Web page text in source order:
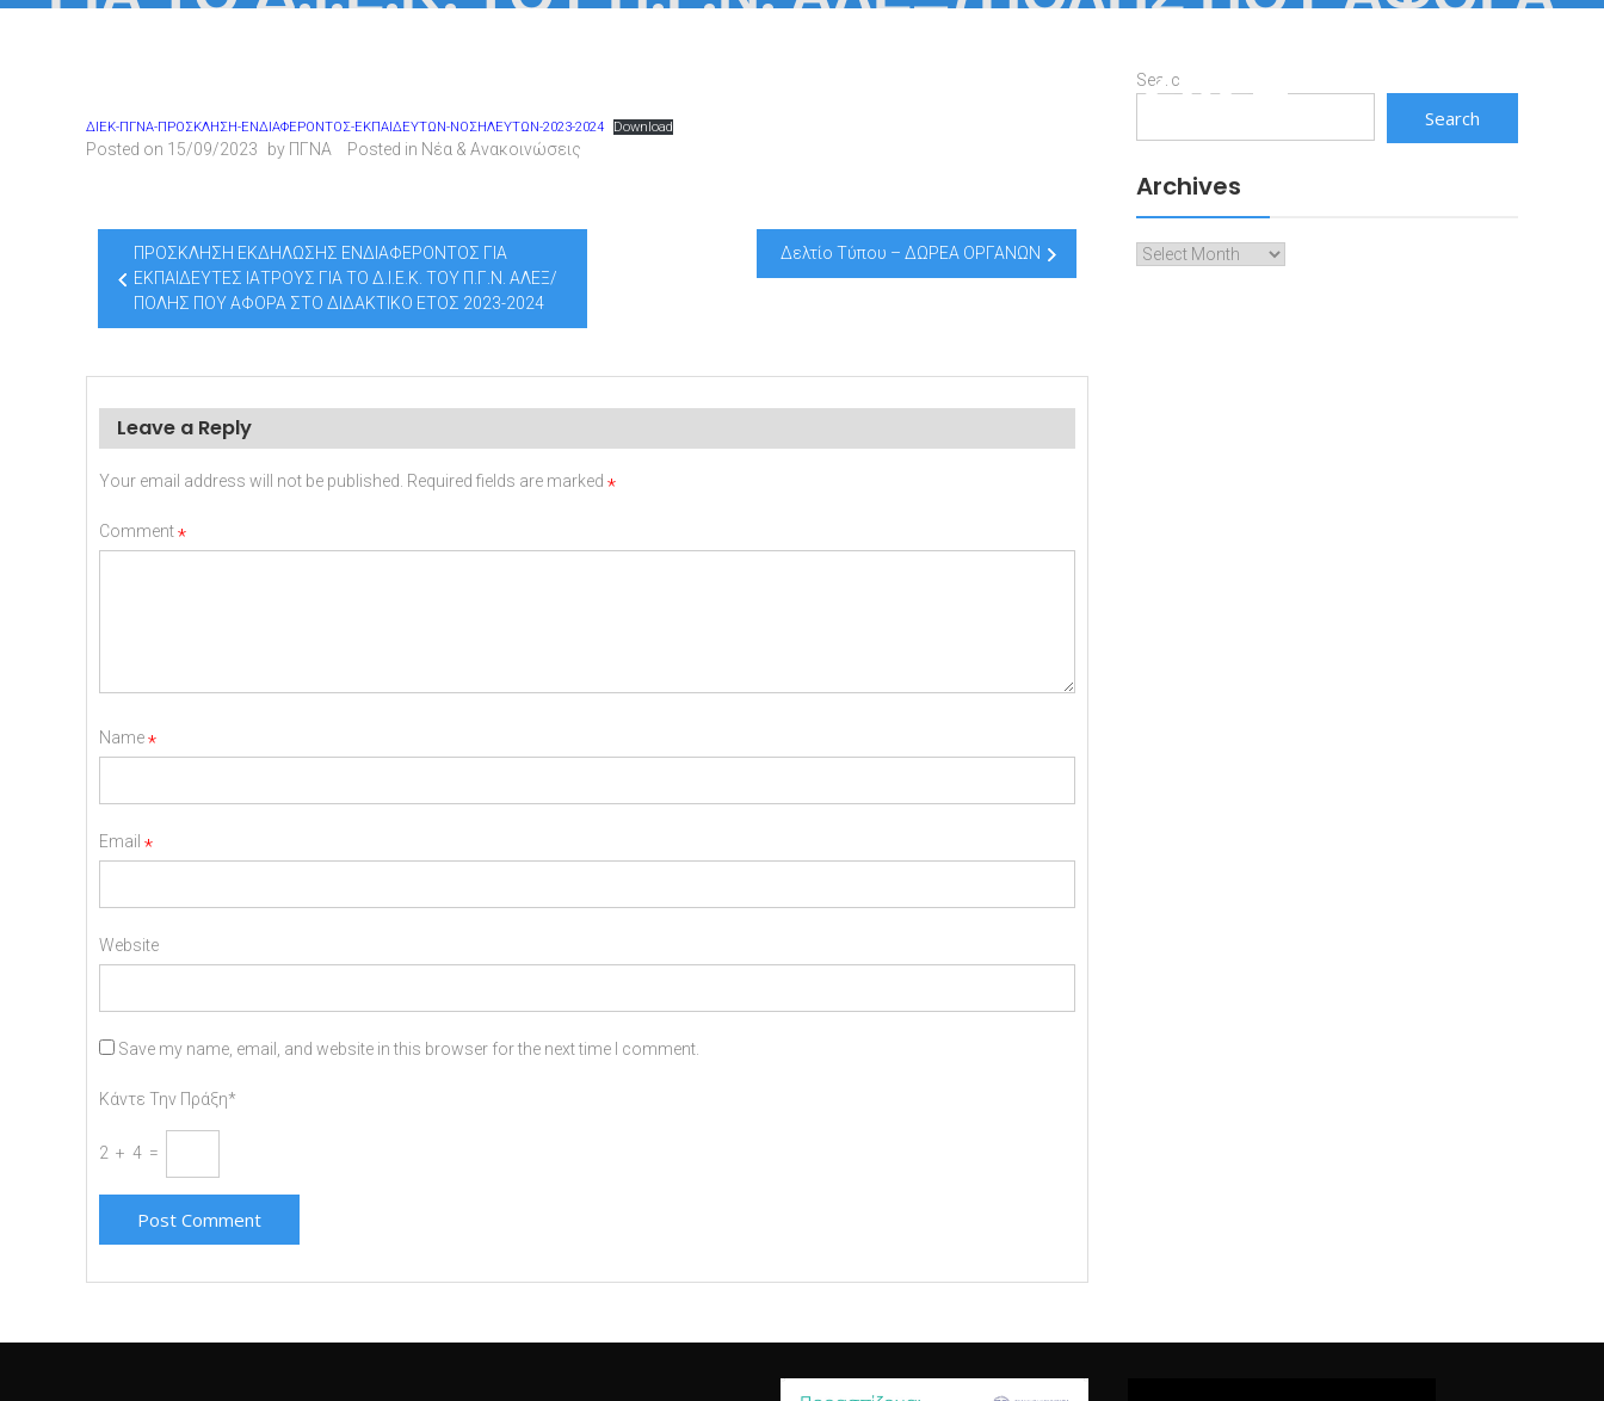
ΣΤΟ ΔΙΔΑΚΤΙΚΟ ΕΤΟΣ 2023-2024
ΔΙΕΚ-ΠΓΝΑ-ΠΡΟΣΚΛΗΣΗ-ΕΝΔΙΑΦΕΡΟΝΤΟΣ-ΕΚΠΑΙΔΕΥΤΩΝ-ΝΟΣΗΛΕΥΤΩΝ-2023-2024 Download
Posted on 15/09/2023 by ΠΓΝΑ Posted in Νέα & Ανακοινώσεις
Post
navigation
ΠΡΟΣΚΛΗΣΗ ΕΚΔΗΛΩΣΗΣ ΕΝΔΙΑΦΕΡΟΝΤΟΣ ΓΙΑ
ΕΚΠΑΙΔΕΥΤΕΣ ΙΑΤΡΟΥΣ ΓΙΑ ΤΟ Δ.Ι.Ε.Κ. ΤΟΥ Π.Γ.Ν. ΑΛΕΞ/
ΠΟΛΗΣ ΠΟΥ ΑΦΟΡΑ ΣΤΟ ΔΙΔΑΚΤΙΚΟ ΕΤΟΣ 2023-2024
Δελτίο Τύπου – ΔΩΡΕΑ ΟΡΓΑΝΩΝ
Leave a Reply
Your email address will not be published. Required fields are marked *
Comment*
Name*
Email *
Website
Save my name, email, and website in this browser for the next time I comment.
Κάντε Την Πράξη*
2 + 4 =
Search
Search
Archives
Archives